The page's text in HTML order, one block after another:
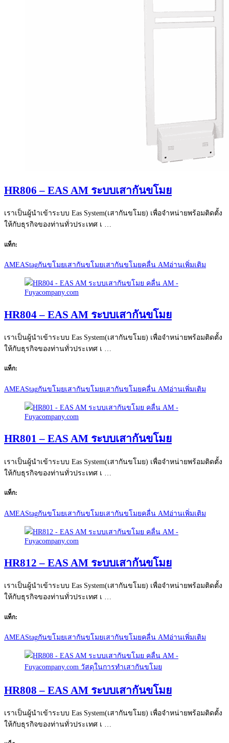
HR806 – EAS AM ระบบเสากันขโมย
เราเป็นผู้นำเข้าระบบ Eas System(เสากันขโมย) เพื่อจำหน่ายพร้อมติดตั้ง
ให้กับธุรกิจของท่านทั่วประเทศ เ …
แท็ก:
AMEAStagกันขโมยเสากันขโมยเสากันขโมยคลื่น AMอ่านเพิ่มเติม
HR804 – EAS AM ระบบเสากันขโมย
เราเป็นผู้นำเข้าระบบ Eas System(เสากันขโมย) เพื่อจำหน่ายพร้อมติดตั้ง
ให้กับธุรกิจของท่านทั่วประเทศ เ …
แท็ก:
AMEAStagกันขโมยเสากันขโมยเสากันขโมยคลื่น AMอ่านเพิ่มเติม
HR801 – EAS AM ระบบเสากันขโมย
เราเป็นผู้นำเข้าระบบ Eas System(เสากันขโมย) เพื่อจำหน่ายพร้อมติดตั้ง
ให้กับธุรกิจของท่านทั่วประเทศ เ …
แท็ก:
AMEAStagกันขโมยเสากันขโมยเสากันขโมยคลื่น AMอ่านเพิ่มเติม
HR812 – EAS AM ระบบเสากันขโมย
เราเป็นผู้นำเข้าระบบ Eas System(เสากันขโมย) เพื่อจำหน่ายพร้อมติดตั้ง
ให้กับธุรกิจของท่านทั่วประเทศ เ …
แท็ก:
AMEAStagกันขโมยเสากันขโมยเสากันขโมยคลื่น AMอ่านเพิ่มเติม
HR808 – EAS AM ระบบเสากันขโมย
เราเป็นผู้นำเข้าระบบ Eas System(เสากันขโมย) เพื่อจำหน่ายพร้อมติดตั้ง
ให้กับธุรกิจของท่านทั่วประเทศ เ …